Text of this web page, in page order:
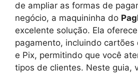
de ampliar as formas de
negócio, a maquininha do
excelente solução. Ela
pagamento, incluindo
e Pix, permitindo que você
tipos de clientes. Neste guia,